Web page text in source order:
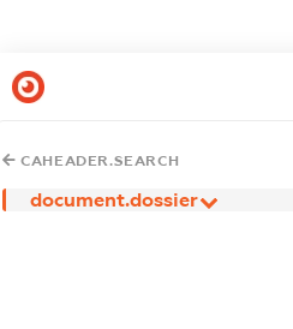
CAHEADER.SEARCH
document.dossier